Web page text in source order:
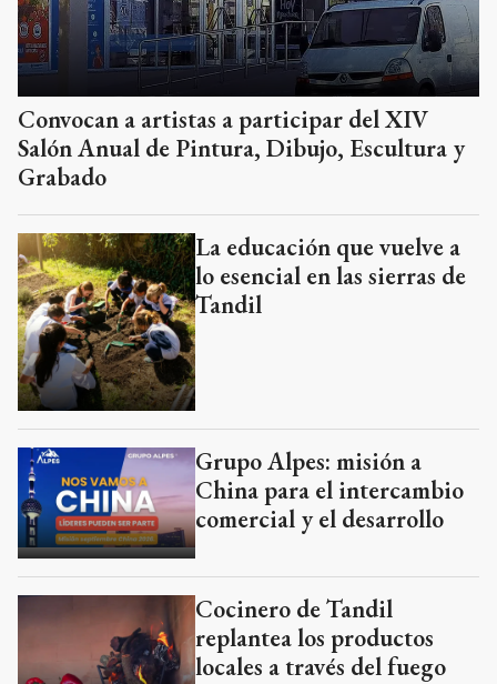
Convocan a artistas a participar del XIV
Salón Anual de Pintura, Dibujo, Escultura y
Grabado
La educación que vuelve a
lo esencial en las sierras de
Tandil
Grupo Alpes: misión a
China para el intercambio
comercial y el desarrollo
Cocinero de Tandil
replantea los productos
locales a través del fuego